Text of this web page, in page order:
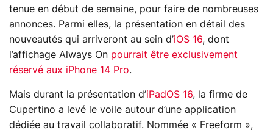
tenue en début de semaine, pour faire de nombreuses
annonces. Parmi elles, la présentation en détail des
nouveautés qui arriveront au sein d’iOS 16, dont
l’affichage Always On pourrait être exclusivement
réservé aux iPhone 14 Pro.
Mais durant la présentation d’iPadOS 16, la firme de
Cupertino a levé le voile autour d’une application
dédiée au travail collaboratif. Nommée « Freeform »,